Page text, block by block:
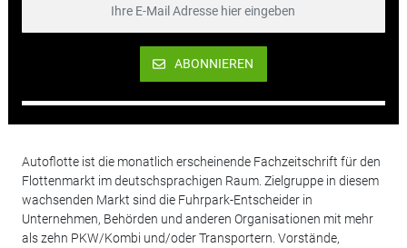
ABONNIEREN
Autoflotte ist die monatlich erscheinende Fachzeitschrift für den
Flottenmarkt im deutschsprachigen Raum. Zielgruppe in diesem
wachsenden Markt sind die Fuhrpark-Entscheider in
Unternehmen, Behörden und anderen Organisationen mit mehr
als zehn PKW/Kombi und/oder Transportern. Vorstände,